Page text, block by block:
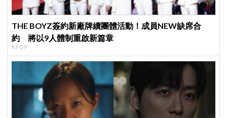
THE BOYZ簽約新廠牌續團體活動！成員NEW缺席合
約 將以9人體制重啟新篇章
KPOP